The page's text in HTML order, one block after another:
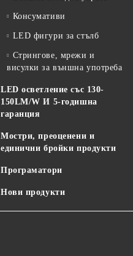
Консумативи
LED фигури за стълб
Стрингове, мрежи и
висулки за външна употреба
LED осветление със 130-
150LM/W И 5-годишна
гаранция
Мостри, преоценени и
единични бройки продукти
Програматори
Нови продукти